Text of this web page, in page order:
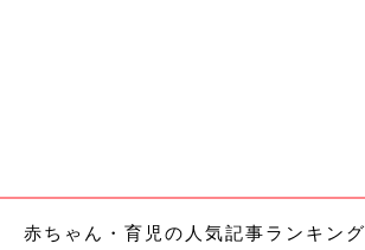
赤ちゃん・育児の人気記事ランキング